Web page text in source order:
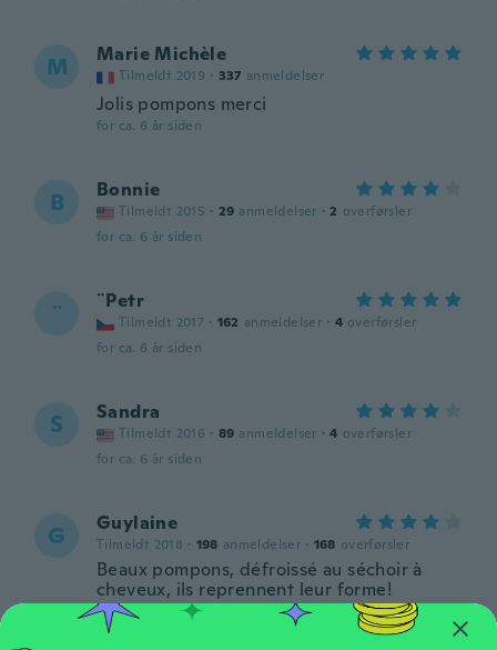
M Marie Michèle
Tilmeldt 2019 · 337 anmeldelser
Jolis pompons merci
for ca. 6 år siden
B Bonnie
Tilmeldt 2015 · 29 anmeldelser · 2 overførsler
for ca. 6 år siden
¨ ¨Petr
Tilmeldt 2017 · 162 anmeldelser · 4 overførsler
for ca. 6 år siden
S Sandra
Tilmeldt 2016 · 89 anmeldelser · 4 overførsler
for ca. 6 år siden
G Guylaine
Tilmeldt 2018 · 198 anmeldelser · 168 overførsler
Beaux pompons, défroissé au séchoir à
cheveux, ils reprennent leur forme!
for ca. 6 år siden